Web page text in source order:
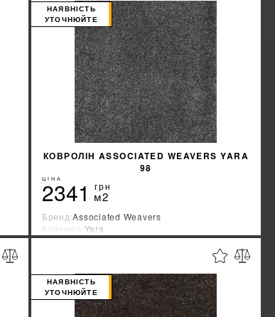
%
КОВРОЛІН ASSOCIATED WEAVERS YARA
98
НАЯВНІСТЬ
УТОЧНЮЙТЕ
ЦІНА
2341 грн
м2
Бренд:Associated Weavers
Колекція:Yara
Країна-виробник:Бельгия
%
НАЯВНІСТЬ
УТОЧНЮЙТЕ